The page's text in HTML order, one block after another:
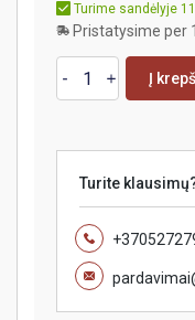
Turime sandėlyje
Pristatysime per
Į
Turite